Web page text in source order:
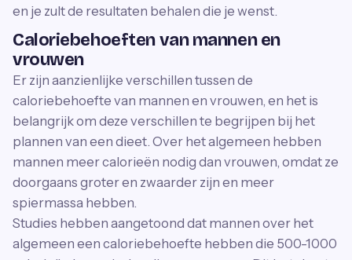
en je zult de resultaten behalen die je wenst.
Caloriebehoeften van mannen en
vrouwen
Er zijn aanzienlijke verschillen tussen de
caloriebehoefte van mannen en vrouwen, en het is
belangrijk om deze verschillen te begrijpen bij het
plannen van een dieet. Over het algemeen hebben
mannen meer calorieën nodig dan vrouwen, omdat ze
doorgaans groter en zwaarder zijn en meer
spiermassa hebben.
Studies hebben aangetoond dat mannen over het
algemeen een caloriebehoefte hebben die 500-1000